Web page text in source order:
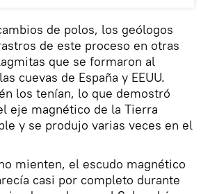
de polos, los geólogos
de este proceso en otras
que se formaron al
cuevas de España y EEUU.
los tenían, lo que demostró
eje magnético de la Tierra
y se produjo varias veces en el
mienten, el escudo magnético
casi por completo durante